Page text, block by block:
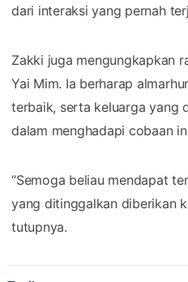
dari interaksi yang pernah
Zakki juga mengungkapkan
Yai Mim. Ia berharap
terbaik, serta keluarga yang
dalam menghadapi cobaan
“Semoga beliau mendapat
yang ditinggalkan diberikan
tutupnya.